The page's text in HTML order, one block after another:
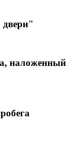
двери"
наложенный